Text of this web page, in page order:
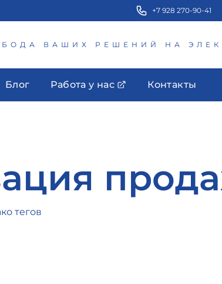
+7 928 270-90-41
ВАШИХ РЕШЕНИЙ НА
Блог Работа у нас Контакты
тегов